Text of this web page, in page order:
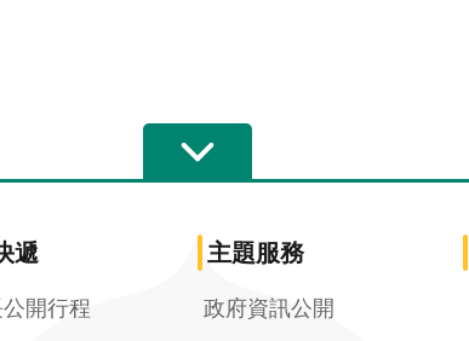
遞
開行程
主題服務
政府資訊公開